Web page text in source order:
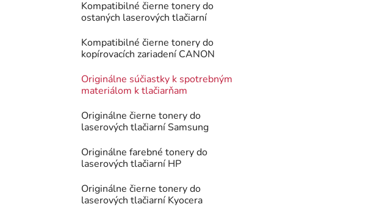
Kompatibilné čierne tonery do
ostaných laserových tlačiarní
Kompatibilné čierne tonery do
kopírovacích zariadení CANON
Originálne súčiastky k spotrebným
materiálom k tlačiarňam
Originálne čierne tonery do
laserových tlačiarní Samsung
Originálne farebné tonery do
laserových tlačiarní HP
Originálne čierne tonery do
laserových tlačiarní Kyocera